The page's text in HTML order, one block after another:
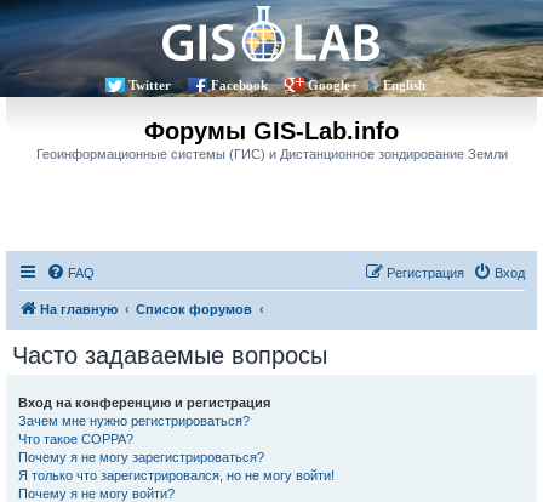
Twitter Facebook Google+ English
Форумы GIS-Lab.info
Геоинформационные системы (ГИС) и Дистанционное зондирование Земли
FAQ Вход
Регистрация
На главную Список форумов
Часто задаваемые вопросы
Вход на конференцию и регистрация
Зачем мне нужно регистрироваться?
Что такое COPPA?
Почему я не могу зарегистрироваться?
Я только что зарегистрировался, но не могу войти!
Почему я не могу войти?